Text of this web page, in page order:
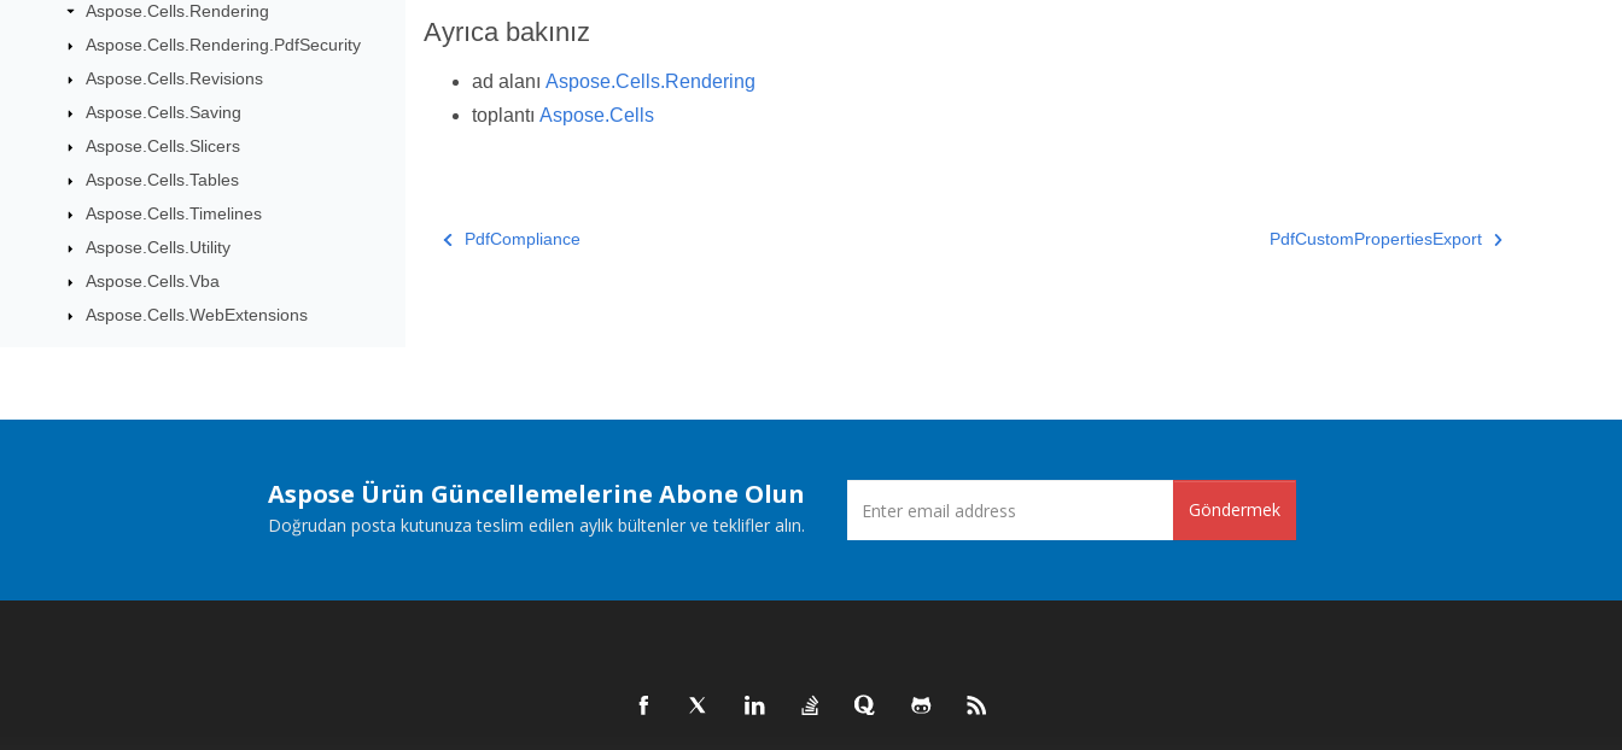
Aspose.Cells.Rendering
Aspose.Cells.Rendering.PdfSecurity
Aspose.Cells.Revisions
Aspose.Cells.Saving
Aspose.Cells.Slicers
Aspose.Cells.Tables
Aspose.Cells.Timelines
Aspose.Cells.Utility
Aspose.Cells.Vba
Aspose.Cells.WebExtensions
Ayrıca bakınız
ad alanı Aspose.Cells.Rendering
toplantı Aspose.Cells
PdfCompliance PdfCustomPropertiesExport
Aspose Ürün Güncellemelerine Abone Olun
Doğrudan posta kutunuza teslim edilen aylık bültenler ve teklifler alın.
Göndermek